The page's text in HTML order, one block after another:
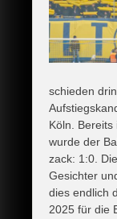
schieden
Köln.
wurde der
zack: 1:0.
Gesichter
dies endlich
2025 für die